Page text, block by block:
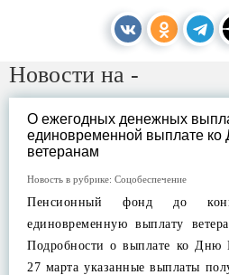
Новости на -
О ежегодных денежных
единовременной выплате
ветеранам
Новость в рубрике: Соцобеспечение
Пенсионный фонд до
единовременную выплату
Подробности о выплате ко
27 марта указанные выплаты